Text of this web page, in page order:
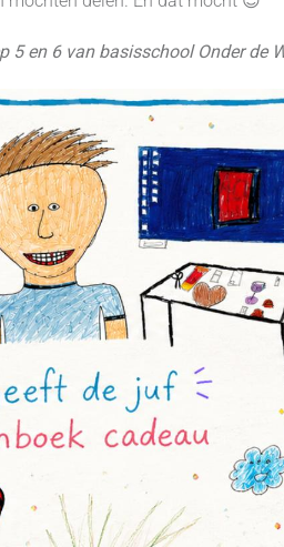
5 en 6 van basisschool Onder de